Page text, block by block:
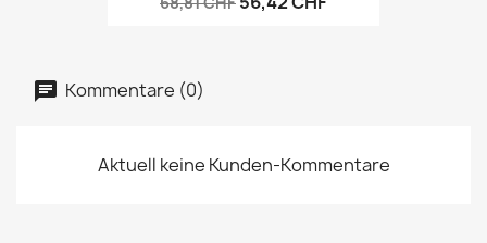
Kommentare (0)
Aktuell keine Kunden-Kommentare